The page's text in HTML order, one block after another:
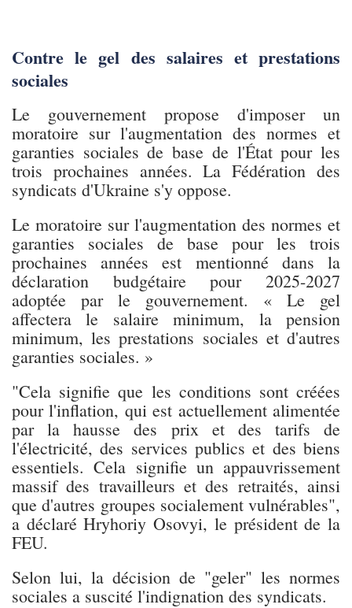
Contre le gel des salaires et prestations
sociales
Le gouvernement propose d'imposer un
moratoire sur l'augmentation des normes et
garanties sociales de base de l'État pour les
trois prochaines années. La Fédération des
syndicats d'Ukraine s'y oppose.
Le moratoire sur l'augmentation des normes et
garanties sociales de base pour les trois
prochaines années est mentionné dans la
déclaration budgétaire pour 2025-2027
adoptée par le gouvernement. « Le gel
affectera le salaire minimum, la pension
minimum, les prestations sociales et d'autres
garanties sociales. »
"Cela signifie que les conditions sont créées
pour l'inflation, qui est actuellement alimentée
par la hausse des prix et des tarifs de
l'électricité, des services publics et des biens
essentiels. Cela signifie un appauvrissement
massif des travailleurs et des retraités, ainsi
que d'autres groupes socialement vulnérables",
a déclaré Hryhoriy Osovyi, le président de la
FEU.
Selon lui, la décision de "geler" les normes
sociales a suscité l'indignation des syndicats.